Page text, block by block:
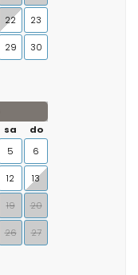
22 23
29 30
sa
do
5 6
12 13
19 20
26 27